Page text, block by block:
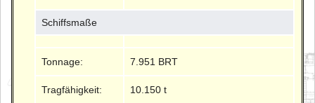
Schiffsmaße
Tonnage: 7.951 BRT
Tragfähigkeit: 10.150 t